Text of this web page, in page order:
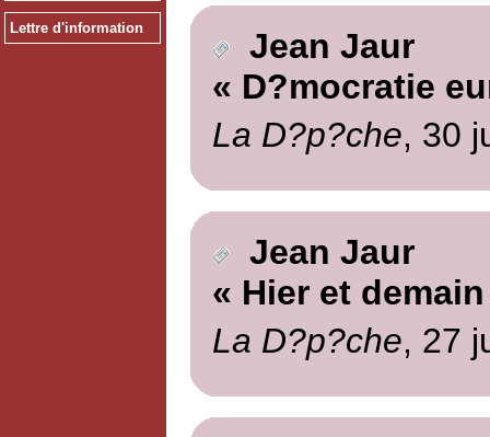
Lettre d'information
Jean Jaur
« D?mocratie
La D?p?che, 30
Jean Jaur
« Hier et
La D?p?che, 27